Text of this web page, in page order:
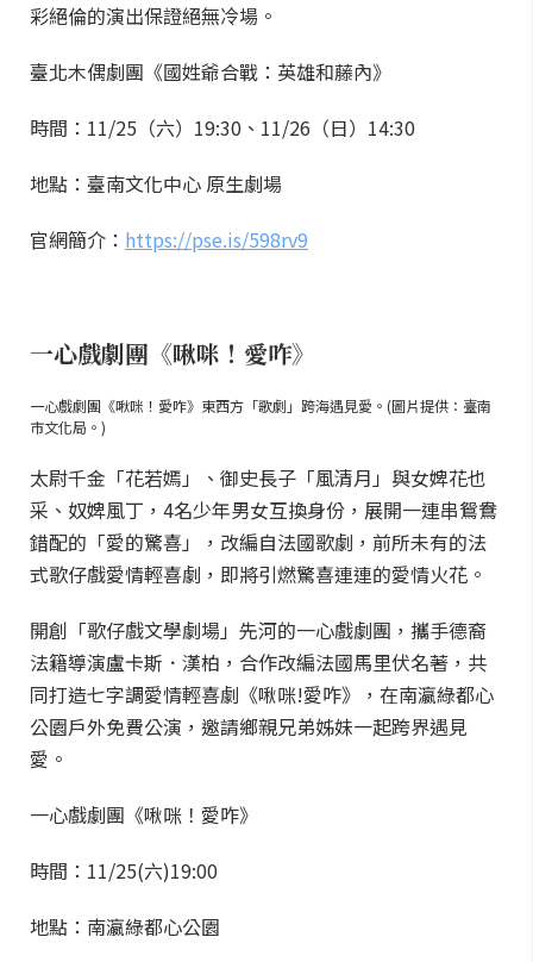
彩絕倫的演出保證絕無冷場。
臺北木偶劇團《國姓爺合戰：英雄和藤內》
時間：11/25（六）19:30、11/26（日）14:30
地點：臺南文化中心 原生劇場
官網簡介： https://pse.is/598rv9
一心戲劇團《啾咪！愛咋》
一心戲劇團《啾咪！愛咋》東西方「歌劇」跨海遇見愛。(圖片提供：臺南
市文化局。)
太尉千金「花若嫣」、御史長子「風清月」與女婢花也
采、奴婢風丁，4名少年男女互換身份，展開一連串鴛鴦
錯配的「愛的驚喜」，改編自法國歌劇，前所未有的法
式歌仔戲愛情輕喜劇，即將引燃驚喜連連的愛情火花。
開創「歌仔戲文學劇場」先河的一心戲劇團，攜手德裔
法籍導演盧卡斯．漢柏，合作改編法國馬里伏名著，共
同打造七字調愛情輕喜劇《啾咪!愛咋》，在南瀛綠都心
公園戶外免費公演，邀請鄉親兄弟姊妹一起跨界遇見
愛。
一心戲劇團《啾咪！愛咋》
時間：11/25(六)19:00
地點：南瀛綠都心公園